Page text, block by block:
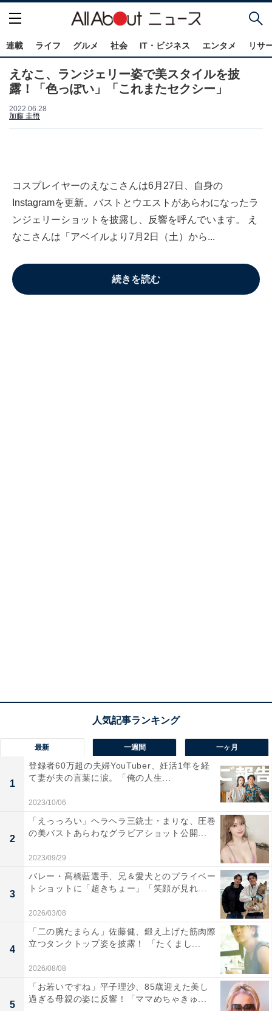
連載 ライフ グルメ 社会 IT・ビジネス エンタメ リサ
えなこ、ランジェリー姿で美スタイルを披
露！「色っぽい」「これまたセクシー」
2022.06.28
加藤 圭悟
コスプレイヤーのえなこさんは6月27日、自身の
Instagramを更新。バストとウエストがあらわになったラ
ンジェリーショットを披露し、反響を呼んでいます。 え
なこさんは「アベイルより7月2日（土）から...
続きを読む
最新 一週間 一ヶ月
1
登録者60万超の夫婦YouTuber、妊活1年を経
て妻が夫の言葉に涙。「俺の人生...
2023/10/06
2
「えっっろい」ヘラヘラ三銃士・まりな、圧巻
の美バストあらわなグラビアショット公開...
2023/09/29
3
バレー・髙橋藍選手、兄＆愛犬とのプライベー
トショットに「超きちょー」「笑顔が見れ...
2026/03/08
4
「二の腕たまらん」佐藤健、鍛え上げた筋肉際
立つタンクトップ姿を披露！ 「たくまし...
2026/08/08
5
「お若いですね」平子理沙、85歳迎えた美し
過ぎる母親の姿に反響！「ママめちゃきゅ...